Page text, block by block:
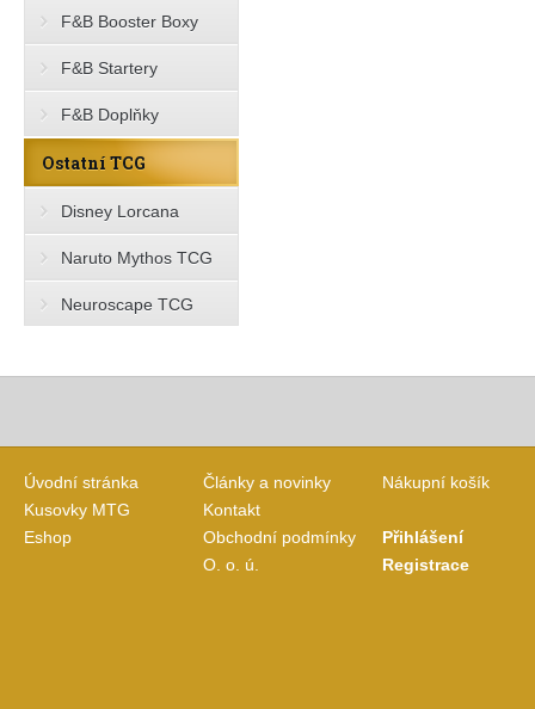
F&B Booster Boxy
F&B Startery
F&B Doplňky
Ostatní TCG
Disney Lorcana
Naruto Mythos TCG
Neuroscape TCG
Úvodní stránka
Kusovky MTG
Eshop
Články a novinky
Kontakt
Obchodní podmínky
O. o. ú.
Nákupní košík
Přihlášení
Registrace